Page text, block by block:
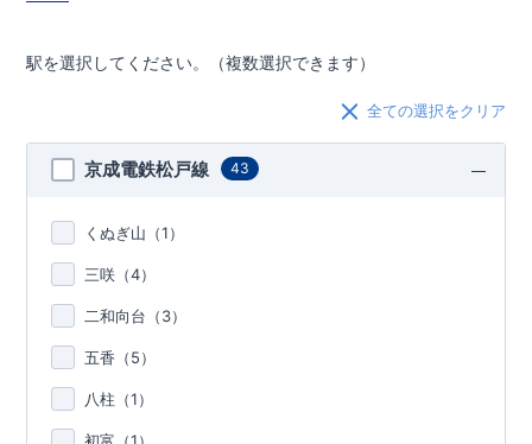
駅を選択してください。（複数選択できます）
全ての選択をクリア
京成電鉄松戸線 43
くぬぎ山（1）
三咲（4）
二和向台（3）
五香（5）
八柱（1）